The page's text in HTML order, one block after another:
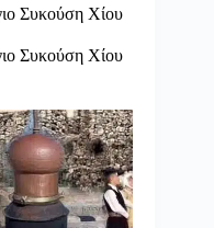
Συκούση Χίου
Συκούση Χίου